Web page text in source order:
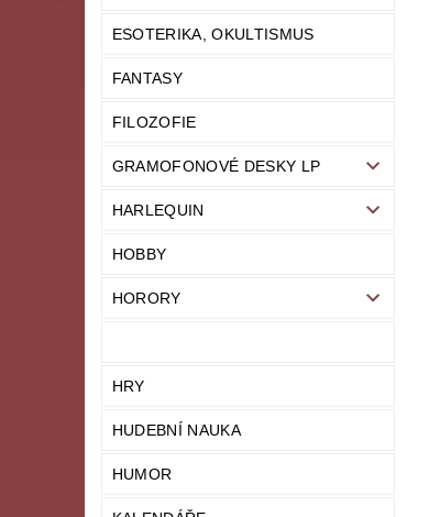
ESOTERIKA, OKULTISMUS
FANTASY
FILOZOFIE
GRAMOFONOVÉ DESKY LP
HARLEQUIN
HOBBY
HORORY
HRY
HUDEBNÍ NAUKA
HUMOR